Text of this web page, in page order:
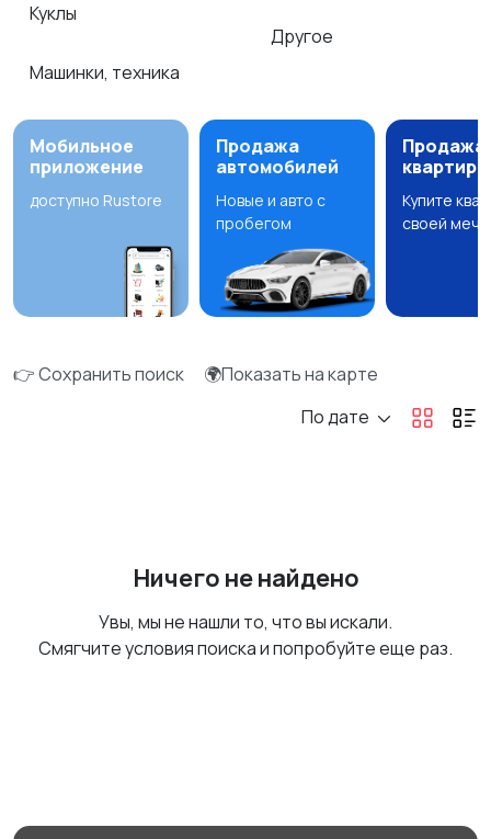
Куклы
Машинки, техника
Другое
Мобильное
приложение
доступно Rustore
Продажа
автомобилей
Новые и авто с
пробегом
Продажа
квартир
Купите
своей
👉 Сохранить поиск
🌍Показать на карте
По дате
Ничего не найдено
Увы, мы не нашли то, что вы искали.
Смягчите условия поиска и попробуйте еще раз.